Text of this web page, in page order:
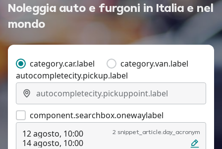
Noleggia auto e furgoni in Italia e nel
mondo
category.car.label
category.van.label
autocompletecity.pickup.label
component.searchbox.onewaylabel
12 agosto, 10:00
14 agosto, 10:00
2 snippet_article.day_acronym